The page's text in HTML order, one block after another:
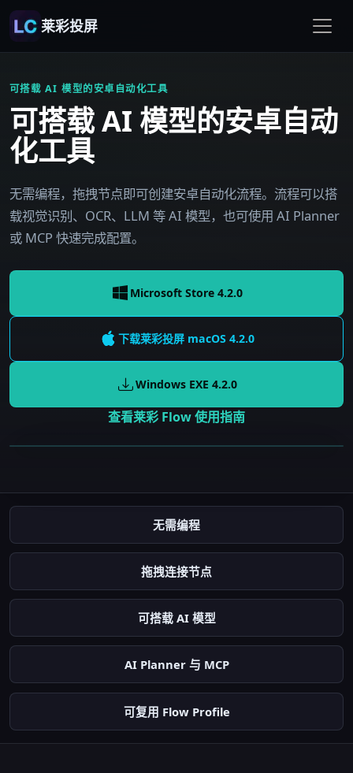
莱彩投屏
可搭载 AI 模型的安卓自动化工具
可搭载 AI 模型的安卓自动
化工具
无需编程，拖拽节点即可创建安卓自动化流程。流程可以搭
载视觉识别、OCR、LLM 等 AI 模型，也可使用 AI Planner
或 MCP 快速完成配置。
Microsoft Store 4.2.0
下载莱彩投屏 macOS4.2.0
Windows EXE4.2.0
查看莱彩 Flow 使用指南
无需编程
拖拽连接节点
可搭载 AI 模型
AI Planner 与 MCP
可复用 Flow Profile